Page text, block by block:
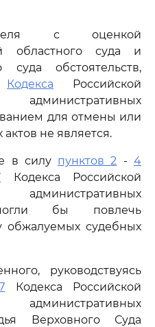
с оценкой
областного суда и
суда обстоятельств,
Кодекса Российской
для отмены или
не является.
в силу пунктов 2 -4
Кодекса Российской
бы повлечь
обжалуемых судебных
руководствуясь
Кодекса Российской
Верховного Суда